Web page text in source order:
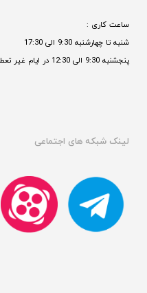
ساعت کاری :
شنبه تا چهارشنبه 9:30 الی 17:30
پنجشنبه 9:30 الی 12:30 در ایام غیر تعطیل
لینک شبکه های اجتماعی